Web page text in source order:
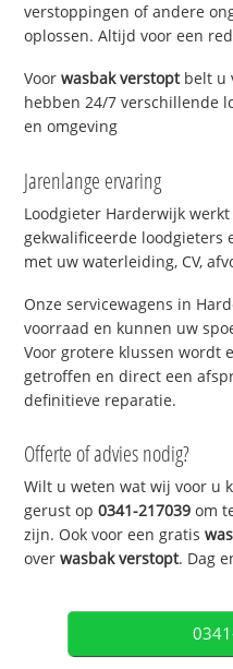
verstoppingen of andere
oplossen. Altijd voor een
Voorwasbak verstoptbelt u
hebben 24/7 verschillende
en omgeving
Jarenlange ervaring
Loodgieter Harderwijk
gekwalificeerde
met uw waterleiding, CV,
Onze servicewagens in
voorraad en kunnen uw
Voor grotere klussen wordt
getroffen en direct een
definitieve reparatie.
Offerte of advies nodig?
Wilt u weten wat wij voor u
gerust op0341-217039 om
zijn. Ook voor een gratis
overwasbak verstopt. Dag